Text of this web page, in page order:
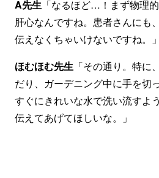
A先生 「なるほど…！まず物理
肝心なんですね。患者さんにも
伝えなくちゃいけないですね。」
ほむほむ先生 「その通り。特に
だり、ガーデニング中に手を切
すぐにきれいな水で洗い流すよ
伝えてあげてほしいな。」